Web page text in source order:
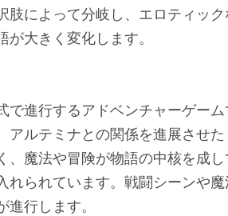
によって分岐し、エロティック
大きく変化します。
で進行するアドベンチャーゲー
アルテミナとの関係を進展させ
、魔法や冒険が物語の中核を成
れられています。戦闘シーンや
行します。